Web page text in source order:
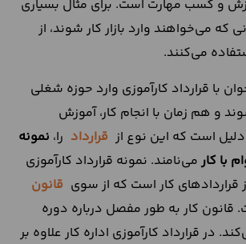
و کسب مهارت است. برای مثال بسیاری
که می‌خواهند وارد بازار کار شوند، از
می‌کنند.
با قرارداد کارآموزی وارد حوزه شغلی
و هم زمان با انجام کار، آموزش
است که این نوع از قرارداد را، نمونه
با کار می‌نامند. نمونه قرارداد کارآموزی
قراردادهای کار است که از سوی قانون
قانون کار به طور مفصل درباره دوره
در قرارداد کارآموزی اداره کار علاوه بر